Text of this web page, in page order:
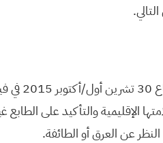
اعتبار أن
الإقليمية والتأكيد على الطابع
عن العرق أو الطائفة.